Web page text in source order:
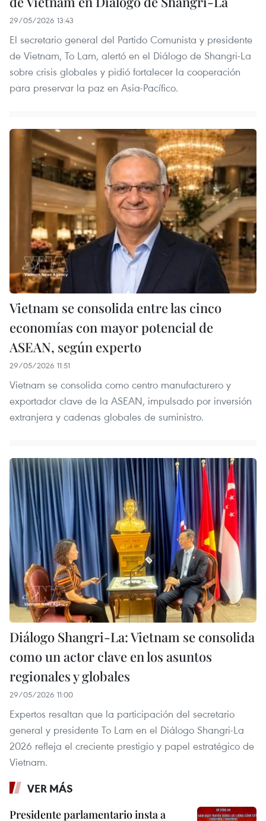
29/05/2026 13:43
El secretario general del Partido Comunista y presidente
de Vietnam, To Lam, alertó en el Diálogo de Shangri-La
sobre crisis globales y pidió fortalecer la cooperación
para preservar la paz en Asia-Pacífico.
Vietnam se consolida entre las cinco
economías con mayor potencial de
ASEAN, según experto
29/05/2026 11:51
Vietnam se consolida como centro manufacturero y
exportador clave de la ASEAN, impulsado por inversión
extranjera y cadenas globales de suministro.
Diálogo Shangri-La: Vietnam se consolida
como un actor clave en los asuntos
regionales y globales
29/05/2026 11:00
Expertos resaltan que la participación del secretario
general y presidente To Lam en el Diálogo Shangri-La
2026 refleja el creciente prestigio y papel estratégico de
Vietnam.
VER MÁS
Presidente parlamentario insta a